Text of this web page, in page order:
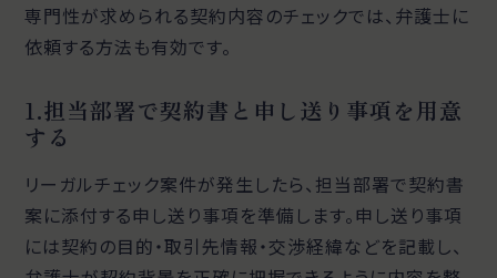
専門性が求められる契約内容のチェックでは、弁護士に
依頼する方法も有効です。
1.担当部署で契約書と申し送り事項を用意
する
リーガルチェック案件が発生したら、担当部署で契約書
案に添付する申し送り事項を準備します。申し送り事項
には契約の目的・取引先情報・交渉経緯などを記載し、